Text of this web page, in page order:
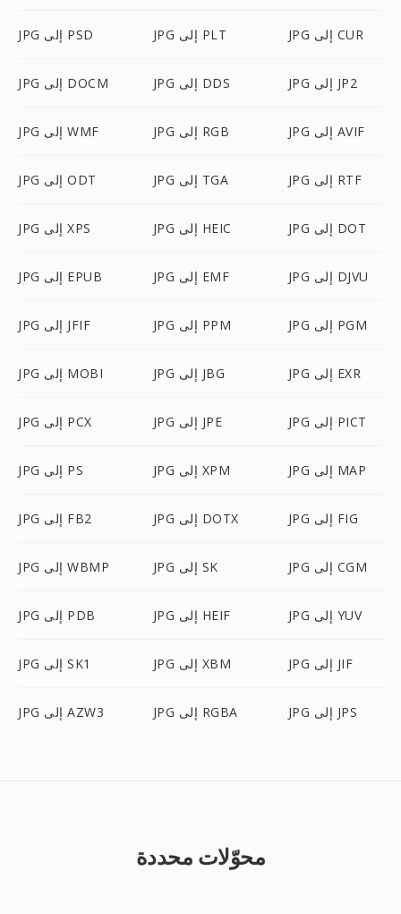
JPG إلى PSD JPG إلى PLT JPG إلى CUR
JPG إلى DOCM JPG إلى DDS JPG إلى JP2
JPG إلى WMF JPG إلى RGB JPG إلى AVIF
JPG إلى ODT JPG إلى TGA JPG إلى RTF
JPG إلى XPS JPG إلى HEIC JPG إلى DOT
JPG إلى EPUB JPG إلى EMF JPG إلى DJVU
JPG إلى JFIF JPG إلى PPM JPG إلى PGM
JPG إلى MOBI JPG إلى JBG JPG إلى EXR
JPG إلى PCX JPG إلى JPE JPG إلى PICT
JPG إلى PS JPG إلى XPM JPG إلى MAP
JPG إلى FB2 JPG إلى DOTX JPG إلى FIG
JPG إلى WBMP JPG إلى SK JPG إلى CGM
JPG إلى PDB JPG إلى HEIF JPG إلى YUV
JPG إلى SK1 JPG إلى XBM JPG إلى JIF
JPG إلى AZW3 JPG إلى RGBA JPG إلى JPS
محوّلات محددة